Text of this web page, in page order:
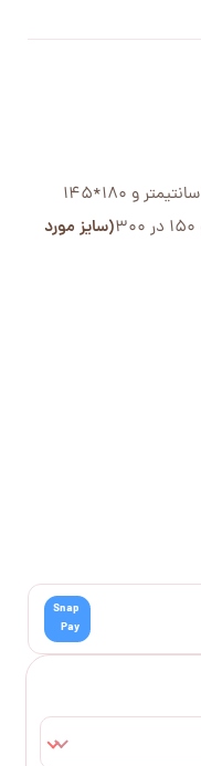
180*100سانتیمتر و 180*145
(سایز مورد
Snap
Pay